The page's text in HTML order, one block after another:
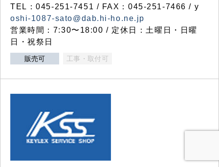
TEL：045-251-7451 / FAX：045-251-7466 / y
oshi-1087-sato@dab.hi-ho.ne.jp
営業時間：7:30〜18:00 / 定休日：土曜日・日曜
日・祝祭日
販売可 工事・取付可